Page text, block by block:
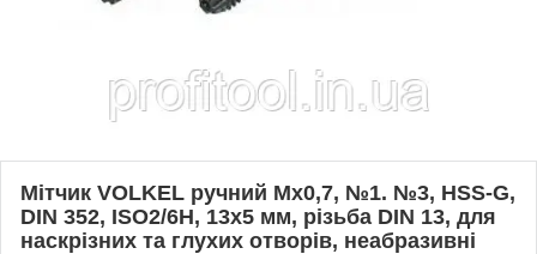
Мітчик VOLKEL ручний Мх0,7, №1. №3, HSS-G,
DIN 352, ISO2/6H, 13х5 мм, різьба DIN 13, для
наскрізних та глухих отворів, неабразивні